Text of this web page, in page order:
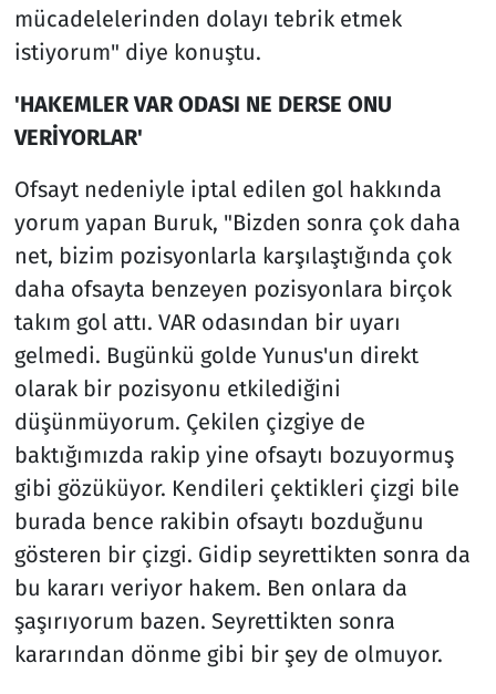
mücadelelerinden dolayı tebrik etmek
istiyorum" diye konuştu.
'HAKEMLER VAR ODASI NE DERSE ONU
VERİYORLAR'
Ofsayt nedeniyle iptal edilen gol hakkında
yorum yapan Buruk, "Bizden sonra çok daha
net, bizim pozisyonlarla karşılaştığında çok
daha ofsayta benzeyen pozisyonlara birçok
takım gol attı. VAR odasından bir uyarı
gelmedi. Bugünkü golde Yunus'un direkt
olarak bir pozisyonu etkilediğini
düşünmüyorum. Çekilen çizgiye de
baktığımızda rakip yine ofsaytı bozuyormuş
gibi gözüküyor. Kendileri çektikleri çizgi bile
burada bence rakibin ofsaytı bozduğunu
gösteren bir çizgi. Gidip seyrettikten sonra da
bu kararı veriyor hakem. Ben onlara da
şaşırıyorum bazen. Seyrettikten sonra
kararından dönme gibi bir şey de olmuyor.